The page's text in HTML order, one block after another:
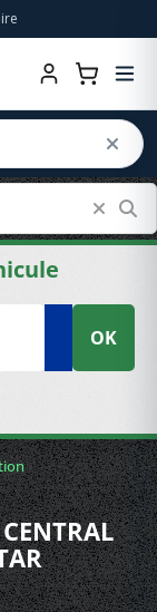
OK